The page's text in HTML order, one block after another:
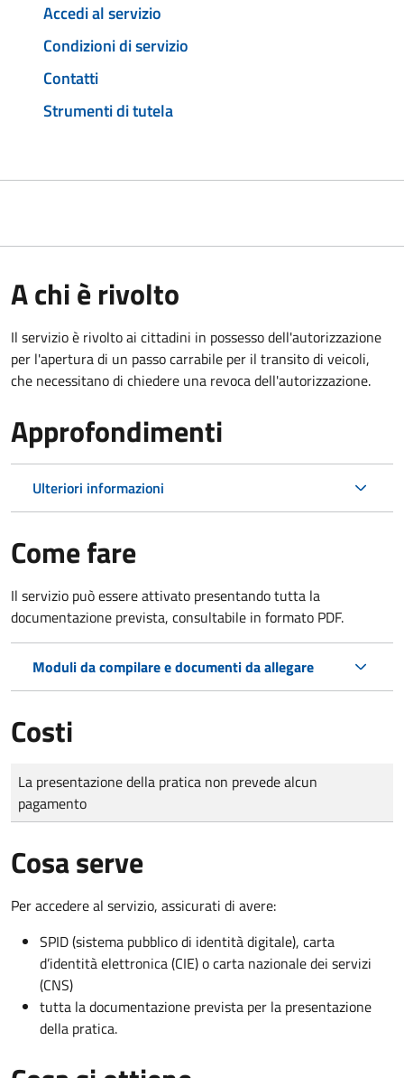
Accedi al servizio
Condizioni di servizio
Contatti
Strumenti di tutela
A chi è rivolto
Il servizio è rivolto ai cittadini in possesso dell'autorizzazione
per l'apertura di un passo carrabile per il transito di veicoli,
che necessitano di chiedere una revoca dell'autorizzazione.
Approfondimenti
Ulteriori informazioni
Come fare
Il servizio può essere attivato presentando tutta la
documentazione prevista, consultabile in formato PDF.
Moduli da compilare e documenti da allegare
Costi
Tipo di pagamento
Importo
La presentazione della pratica non prevede alcun
pagamento
Cosa serve
Per accedere al servizio, assicurati di avere:
SPID (sistema pubblico di identità digitale), carta
d’identità elettronica (CIE) o carta nazionale dei servizi
(CNS)
tutta la documentazione prevista per la presentazione
della pratica.